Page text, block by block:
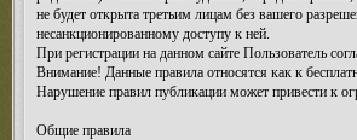
не будет открыта третьим лицам без вашего
несанкционированному доступу к ней.
При регистрации на данном сайте Пользователь
Внимание! Данные правила относятся как к
Нарушение правил публикации может привести к
Общие правила